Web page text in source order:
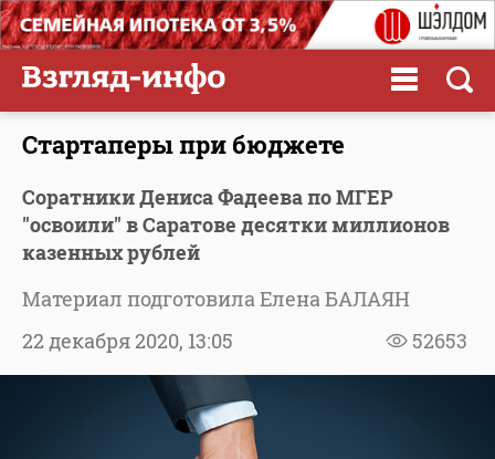
Стартаперы при бюджете
Соратники Дениса Фадеева по МГЕР
"освоили" в Саратове десятки миллионов
казенных рублей
Материал подготовила Елена БАЛАЯН
52653
22 декабря 2020, 13:05